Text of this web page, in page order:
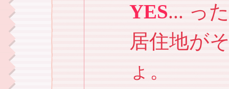
YES... っ
居住地が
ょ。